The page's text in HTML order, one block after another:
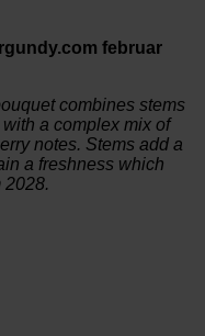
februar
combines stems
a complex mix of
notes. Stems add a
a freshness which
2028.